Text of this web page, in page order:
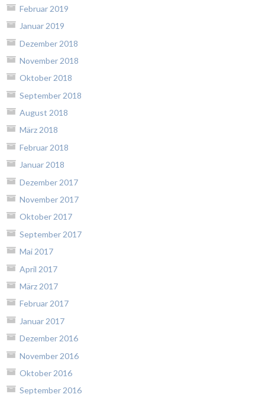
Februar 2019
Januar 2019
Dezember 2018
November 2018
Oktober 2018
September 2018
August 2018
März 2018
Februar 2018
Januar 2018
Dezember 2017
November 2017
Oktober 2017
September 2017
Mai 2017
April 2017
März 2017
Februar 2017
Januar 2017
Dezember 2016
November 2016
Oktober 2016
September 2016